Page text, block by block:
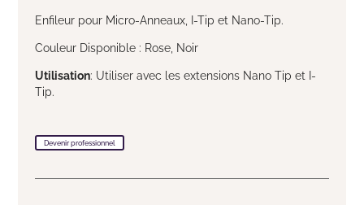
Enfileur pour Micro-Anneaux, I-Tip et Nano-Tip.
Couleur Disponible : Rose, Noir
Utilisation: Utiliser avec les extensions Nano Tip et I-
Tip.
Devenir professionnel